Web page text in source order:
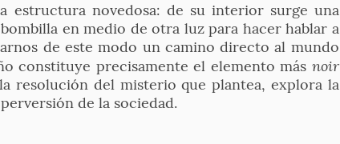
estructura novedosa: de su interior surge una
en medio de otra luz para hacer hablar a
de este modo un camino directo al mundo
constituye precisamente el elemento más noir
resolución del misterio que plantea, explora la
de la sociedad.